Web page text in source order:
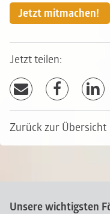
Jetzt mitmachen!
Jetzt teilen:
Zurück zur Übersicht
Unsere wichtigsten